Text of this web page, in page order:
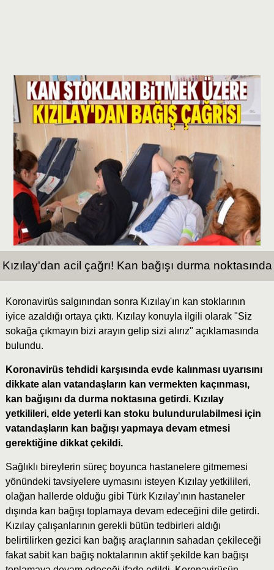
Kızılay'dan acil çağrı! Kan bağışı durma noktasında
Koronavirüs salgınından sonra Kızılay'ın kan stoklarının
iyice azaldığı ortaya çıktı. Kızılay konuyla ilgili olarak "Siz
sokağa çıkmayın bizi arayın gelip sizi alırız" açıklamasında
bulundu.
Koronavirüs tehdidi karşısında evde kalınması uyarısını
dikkate alan vatandaşların kan vermekten kaçınması,
kan bağışını da durma noktasına getirdi. Kızılay
yetkilileri, elde yeterli kan stoku bulundurulabilmesi için
vatandaşların kan bağışı yapmaya devam etmesi
gerektiğine dikkat çekildi.
Sağlıklı bireylerin süreç boyunca hastanelere gitmemesi
yönündeki tavsiyelere uymasını isteyen Kızılay yetkilileri,
olağan hallerde olduğu gibi Türk Kızılay’ının hastaneler
dışında kan bağışı toplamaya devam edeceğini dile getirdi.
Kızılay çalışanlarının gerekli bütün tedbirleri aldığı
belirtilirken gezici kan bağış araçlarının sahadan çekileceği
fakat sabit kan bağış noktalarının aktif şekilde kan bağışı